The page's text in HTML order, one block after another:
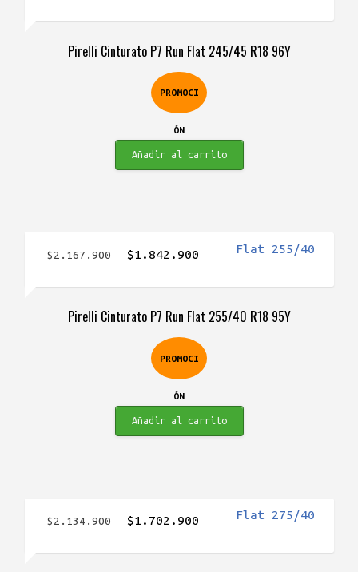
Pirelli Cinturato P7 Run Flat 245/45 R18 96Y
PROMOCI
ÓN
era:
$1.426.900.
es:
$1.212.900.
Añadir al carrito
Pirelli Cinturato P7 Run Flat 255/40 R18 95Y
PROMOCI
ÓN
$2.167.900
El
era:
$2.167.900.
$1.842.900El
es:
$1.842.900.
Añadir al carrito
$2.134.900
El$1.702.900El